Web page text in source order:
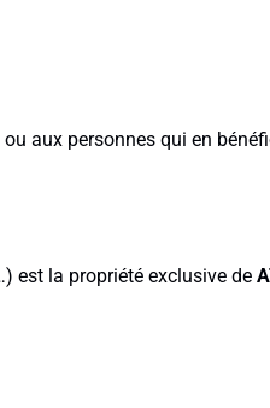
aux personnes qui en
est la propriété exclusive de